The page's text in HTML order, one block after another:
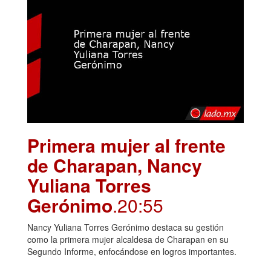
Primera mujer al frente
de Charapan, Nancy
Yuliana Torres
Gerónimo.20:55
Nancy Yuliana Torres Gerónimo destaca su gestión
como la primera mujer alcaldesa de Charapan en su
Segundo Informe, enfocándose en logros importantes.